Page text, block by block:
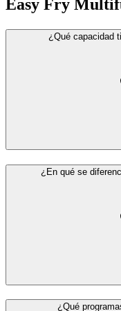
Easy Fry
¿Qué capacidad
¿En qué se
¿Qué